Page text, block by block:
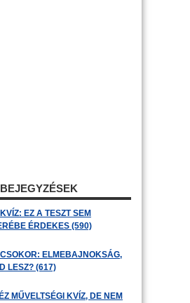
EZ A TESZT SEM
ÉRDEKES (590)
ELMEBAJNOKSÁG,
LESZ? (617)
MŰVELTSÉGI KVÍZ, DE NEM